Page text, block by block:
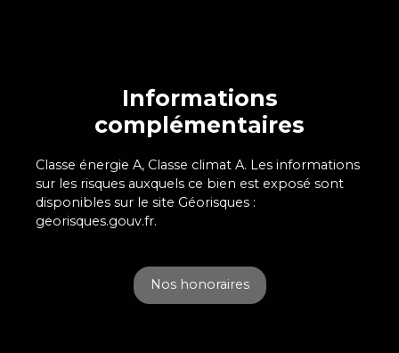
Informations
complémentaires
Classe énergie A, Classe climat A. Les informations
sur les risques auxquels ce bien est exposé sont
disponibles sur le site Géorisques :
georisques.gouv.fr.
Nos honoraires